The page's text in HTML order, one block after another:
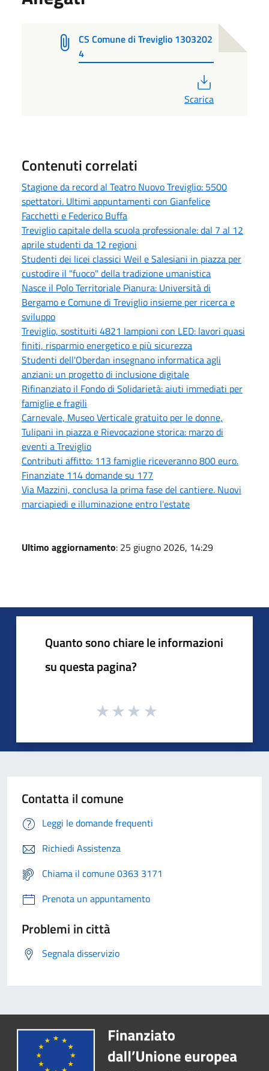
CS Comune di Treviglio 1303202
4
Scarica
Contenuti correlati
Stagione da record al Teatro Nuovo Treviglio: 5500
spettatori. Ultimi appuntamenti con Gianfelice
Facchetti e Federico Buffa
Treviglio capitale della scuola professionale: dal 7 al 12
aprile studenti da 12 regioni
Studenti dei licei classici Weil e Salesiani in piazza per
custodire il "fuoco" della tradizione umanistica
Nasce il Polo Territoriale Pianura: Università di
Bergamo e Comune di Treviglio insieme per ricerca e
sviluppo
Treviglio, sostituiti 4821 lampioni con LED: lavori quasi
finiti, risparmio energetico e più sicurezza
Studenti dell'Oberdan insegnano informatica agli
anziani: un progetto di inclusione digitale
Rifinanziato il Fondo di Solidarietà: aiuti immediati per
famiglie e fragili
Carnevale, Museo Verticale gratuito per le donne,
Tulipani in piazza e Rievocazione storica: marzo di
eventi a Treviglio
Contributi affitto: 113 famiglie riceveranno 800 euro.
Finanziate 114 domande su 177
Via Mazzini, conclusa la prima fase del cantiere. Nuovi
marciapiedi e illuminazione entro l'estate
Ultimo aggiornamento: 25 giugno 2026, 14:29
Quanto sono chiare le informazioni
su questa pagina?
Contatta il comune
Leggi le domande frequenti
Richiedi Assistenza
Chiama il comune 0363 3171
Prenota un appuntamento
Problemi in città
Segnala disservizio